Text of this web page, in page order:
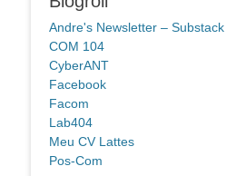
Andre's Newsletter – Substack
COM 104
CyberANT
Facebook
Facom
Lab404
Meu CV Lattes
Pos-Com